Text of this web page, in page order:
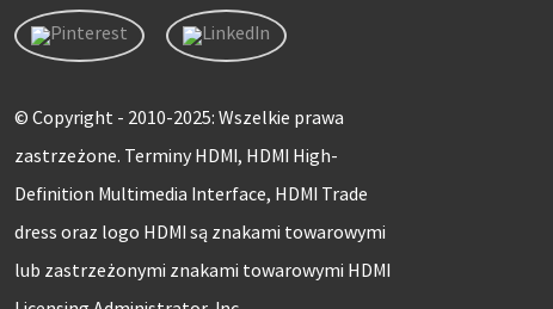
© Copyright - 2010-2025: Wszelkie prawa
zastrzeżone. Terminy HDMI, HDMI High-
Definition Multimedia Interface, HDMI Trade
dress oraz logo HDMI są znakami towarowymi
lub zastrzeżonymi znakami towarowymi HDMI